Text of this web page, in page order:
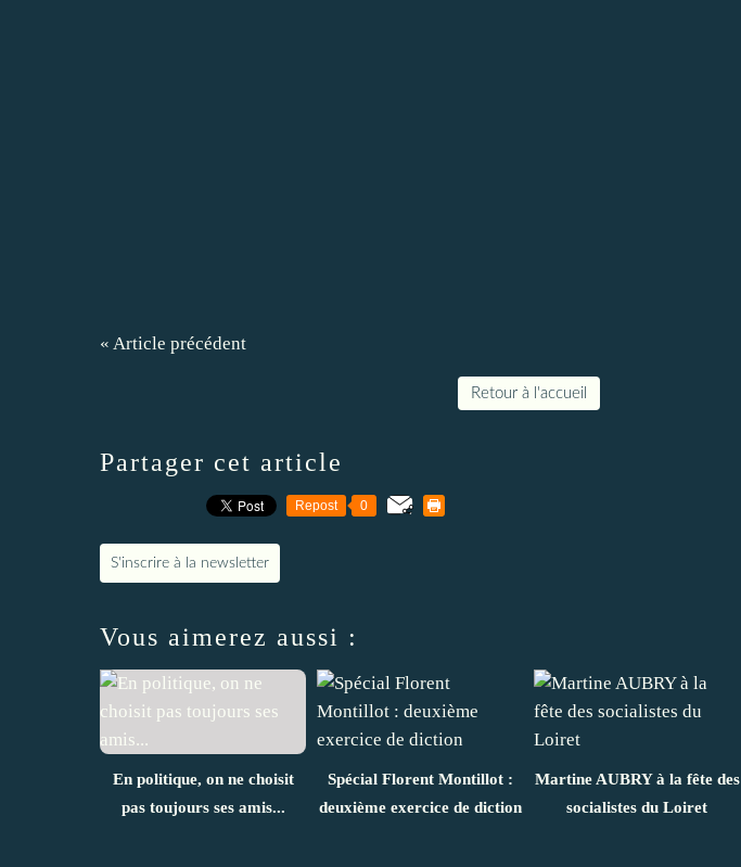
« Article précédent
Retour à l'accueil
Partager cet article
Repost 0
S'inscrire à la newsletter
Vous aimerez aussi :
En politique, on ne choisit
pas toujours ses amis...
Spécial Florent Montillot :
deuxième exercice de diction
Martine AUBRY à la fête des
socialistes du Loiret